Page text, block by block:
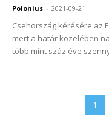
Polonius - 2021-09-21
Csehország kérésére az
mert a határ közelében
több mint száz éve
1